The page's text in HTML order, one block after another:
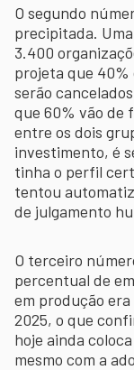
O segundo
precipitada.
3.400
projeta que 40%
serão
que 60% vão de
entre os dois
investimento, é
tinha o perfil
tentou
de julgamento
O terceiro
percentual de
em produção
2025, o que
hoje ainda
mesmo com a